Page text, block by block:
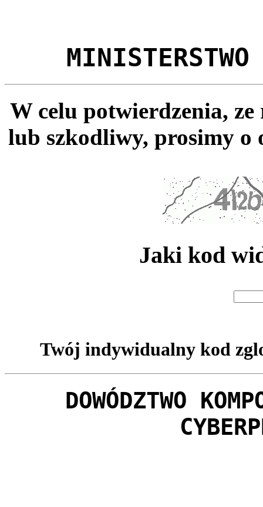
MINISTERSTWO
W celu potwierdzenia,
lub szkodliwy, prosimy o
Jaki kod
Twój indywidualny kod
DOWÓDZTWO